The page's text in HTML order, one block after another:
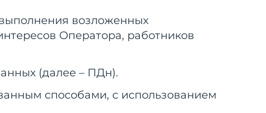
возложенных
Оператора, работников
(далее – ПДн).
способами, с использованием